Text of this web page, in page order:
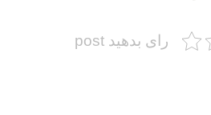
رای بدهید post